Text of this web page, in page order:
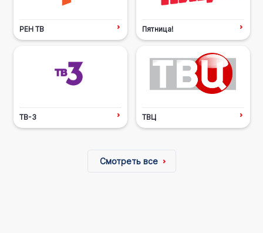
РЕН ТВ Пятница!
ТВ-3 ТВЦ
Смотреть все